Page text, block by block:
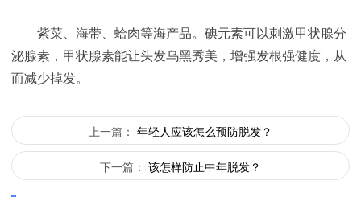
紫菜、海带、蛤肉等海产品。碘元素可以刺激甲状腺分
泌腺素，甲状腺素能让头发乌黑秀美，增强发根强健度，从
而减少掉发。
上一篇： 年轻人应该怎么预防脱发？
下一篇： 该怎样防止中年脱发？